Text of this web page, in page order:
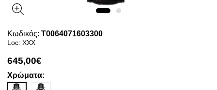
Κωδικός: T0064071603300
Loc: XXX
645,00€
Χρώματα: